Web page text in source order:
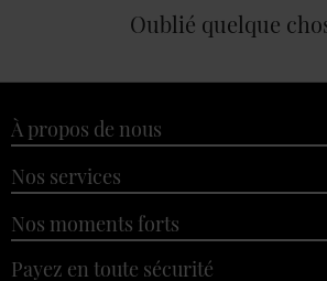
Oublié quelque
À propos de nous
Nos services
Nos moments forts
Payez en toute sécurité